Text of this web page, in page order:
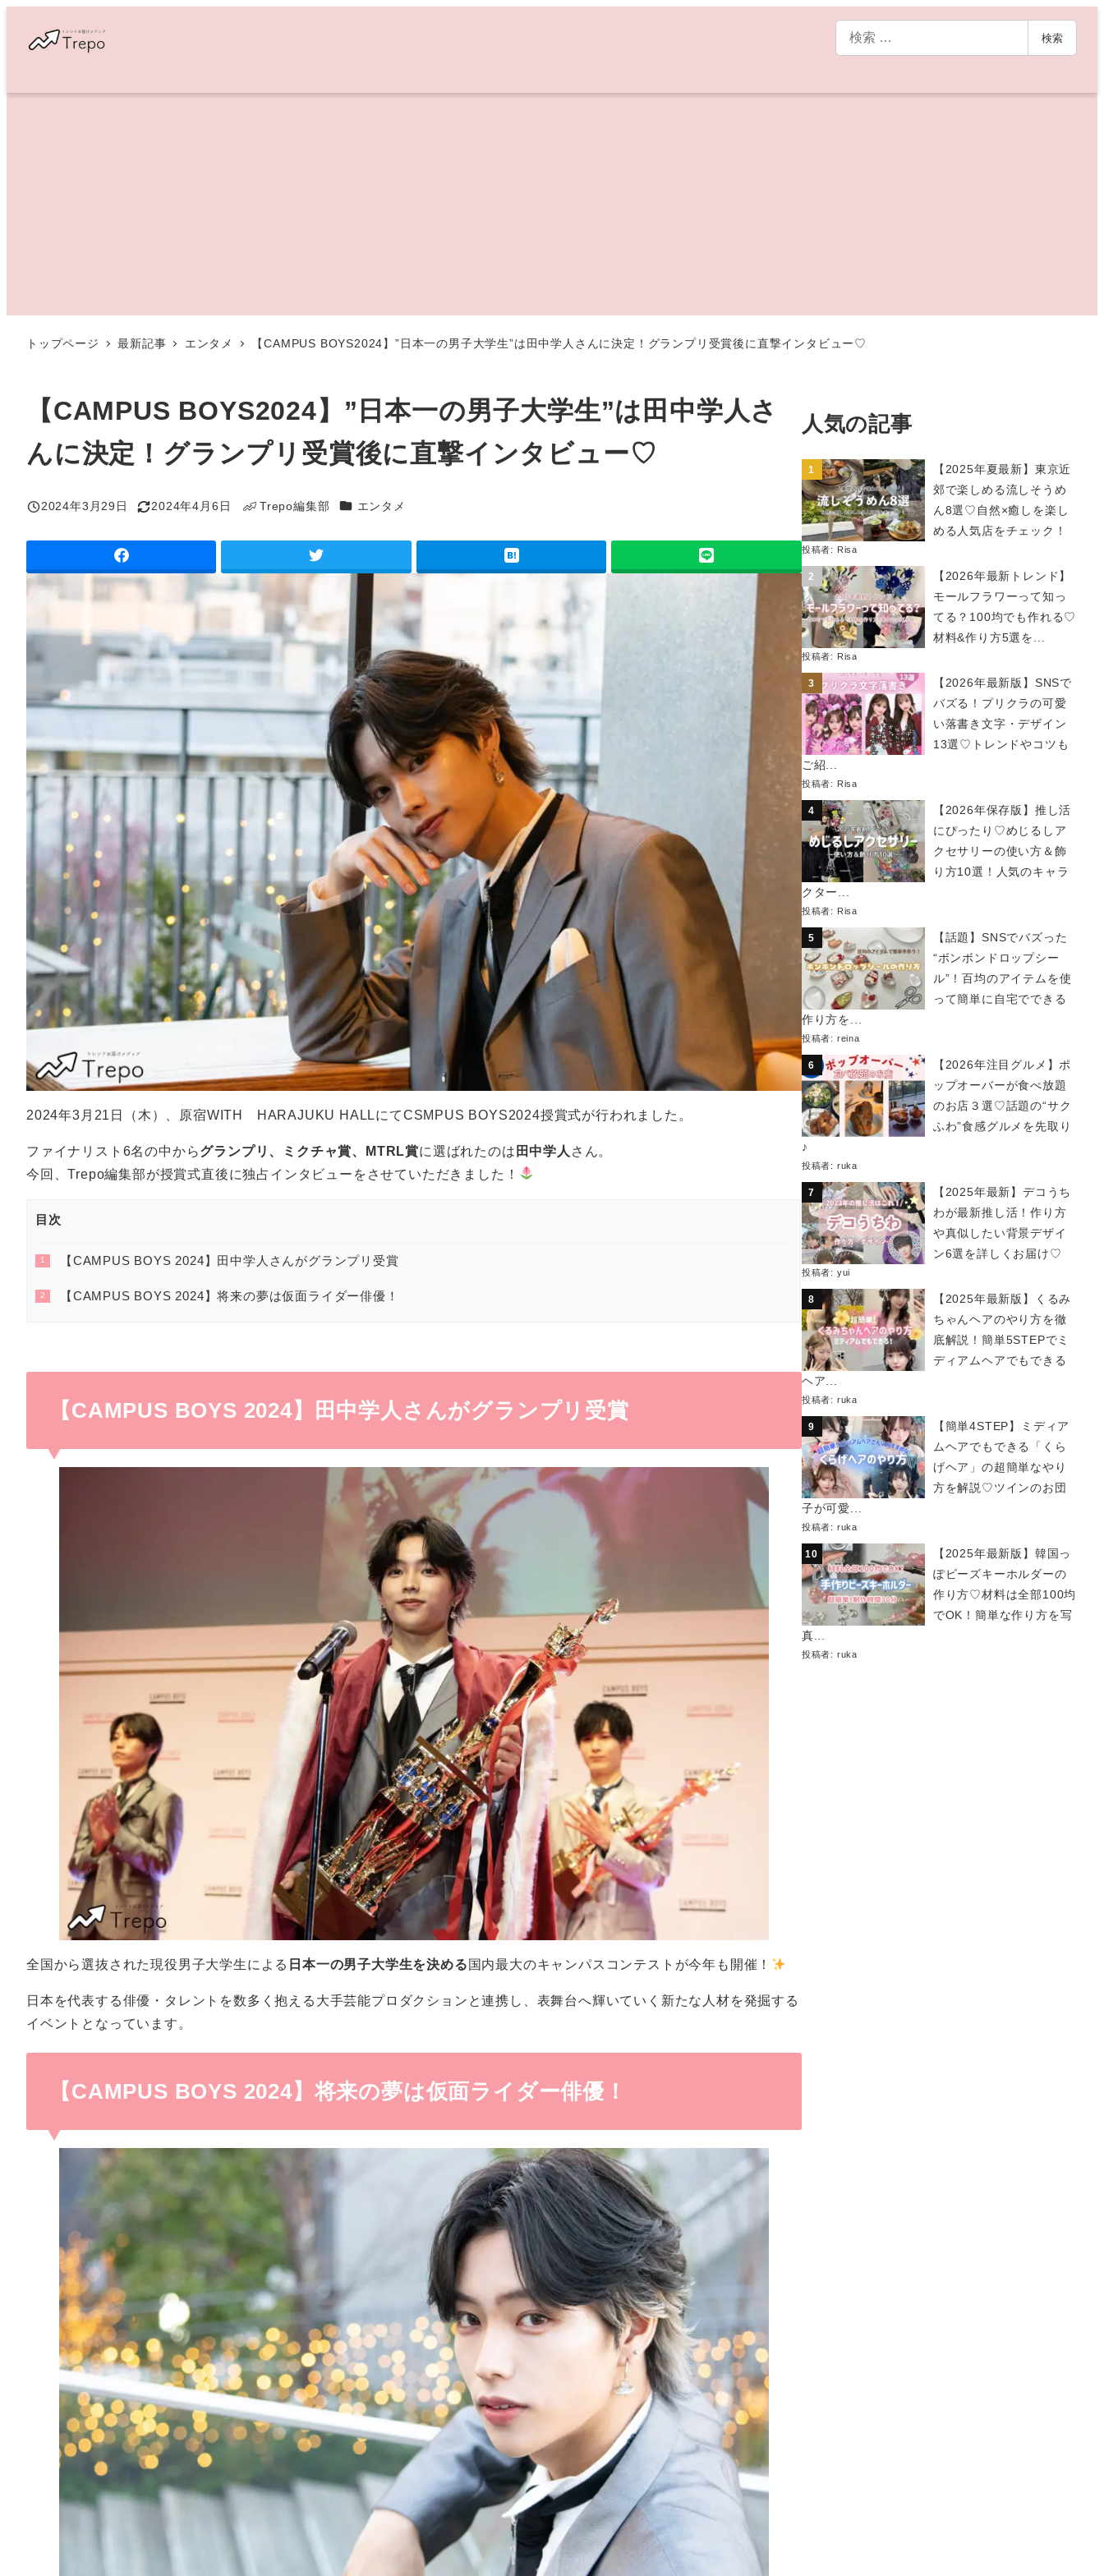
索
検索
トップページ 最新記事 エンタメ 【CAMPUS BOYS2024】”日本一の男子大学生”は田中学人さんに決定！グランプリ受賞後に直撃インタビュー♡
【CAMPUS BOYS2024】”日本一の男子大学生”は田中学人さ
んに決定！グランプリ受賞後に直撃インタビュー♡
投稿日
2024年3月29日
更新日
2024年4月6日
著
Trepo編集部 カテゴリー
エンタメ
2024年3月21日（木）、原宿WITH HARAJUKU HALLにてCSMPUS BOYS2024授賞式が行われました。
ファイナリスト6名の中からグランプリ、ミクチャ賞、MTRL賞に選ばれたのは 田中学人 さん。
今回、Trepo編集部が授賞式直後に独占インタビューをさせていただきました！
目次
1 【CAMPUS BOYS 2024】田中学人さんがグランプリ受賞
2 【CAMPUS BOYS 2024】将来の夢は仮面ライダー俳優！
【CAMPUS BOYS 2024】 田中学人 さんがグランプリ受賞
全国から選抜された現役男子大学生による 日本一の男子大学生を決める 国内最大のキャンパスコンテストが今年も開催！
日本を代表する俳優・タレントを数多く抱える大手芸能プロダクションと連携し、表舞台へ輝いていく新たな人材を発掘する
イベントとなっています。
【CAMPUS BOYS 2024】将来の夢は仮面ライダー俳優！
人気の記事
【2025年夏最新】東京近
郊で楽しめる流しそうめ
ん8選♡自然×癒しを楽し
める人気店をチェック！
投稿者: Risa
【2026年最新トレンド】
モールフラワーって知っ
てる？100均でも作れる♡
材料&作り方5選を...
投稿者: Risa
【2026年最新版】SNSで
バズる！プリクラの可愛
い落書き文字・デザイン
13選♡トレンドやコツも
ご紹...
投稿者: Risa
【2026年保存版】推し活
にぴったり♡めじるしア
クセサリーの使い方＆飾
り方10選！人気のキャラ
クター...
投稿者: Risa
【話題】SNSでバズった
“ボンボンドロップシー
ル”！百均のアイテムを使
って簡単に自宅でできる
作り方を...
投稿者: reina
【2026年注目グルメ】ポ
ップオーバーが食べ放題
のお店３選♡話題の“サク
ふわ”食感グルメを先取り
♪
投稿者: ruka
【2025年最新】デコうち
わが最新推し活！作り方
や真似したい背景デザイ
ン6選を詳しくお届け♡
投稿者: yui
【2025年最新版】くるみ
ちゃんヘアのやり方を徹
底解説！簡単5STEPでミ
ディアムヘアでもできる
ヘア...
投稿者: ruka
【簡単4STEP】ミディア
ムヘアでもできる「くら
げヘア」の超簡単なやり
方を解説♡ツインのお団
子が可愛...
投稿者: ruka
【2025年最新版】韓国っ
ぽビーズキーホルダーの
作り方♡材料は全部100均
でOK！簡単な作り方を写
真...
投稿者: ruka